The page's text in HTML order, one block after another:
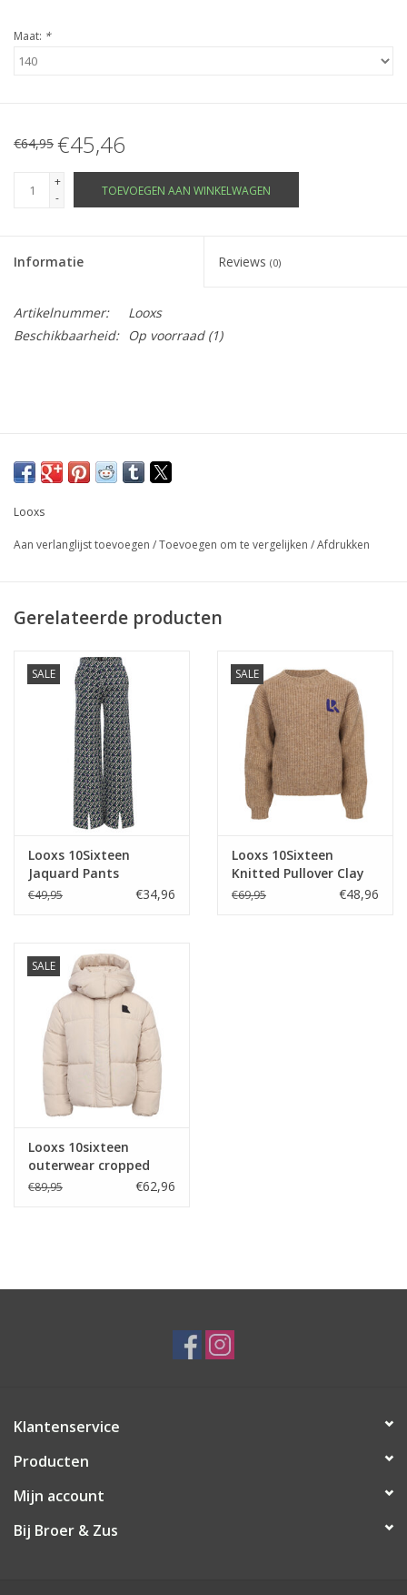
Maat: *
€64,95 €45,46
+
-
TOEVOEGEN AAN WINKELWAGEN
Informatie Reviews (0)
Artikelnummer:
Looxs
Beschikbaarheid:
Op voorraad(1)
Looxs
Aan verlanglijst toevoegen /Toevoegen om te vergelijken /Afdrukken
Gerelateerde producten
SALE
Looxs 10Sixteen
Jaquard Pants
CloverJaquard
€49,95 €34,96
SALE
Looxs 10Sixteen
Knitted Pullover Clay
€69,95 €48,96
SALE
Looxs 10sixteen
outerwear cropped
jacket Pebble
€89,95 €62,96
Klantenservice
Producten
Mijn account
Bij Broer & Zus